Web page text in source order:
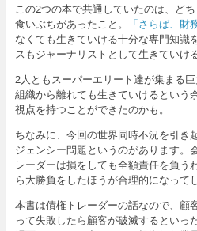
この2つの本で共通していたのは、ど
食いぶちがあったこと。
「さらば、財
なくても生きていける十分な専門知識
スもジャーナリストとして生きていけ
2人ともスーパーエリート達が集まる
組織から離れても生きていけるという
視点を持つことができたのかも。
ちなみに、今回の世界同時不況を引き
ジェンシー問題というのがあります。
レーダーは損をしても全額責任を負う
ら大勝負をしたほうが合理的になって
本書は債権トレーダーの話なので、顧
って失敗したら顧客が破滅するといっ